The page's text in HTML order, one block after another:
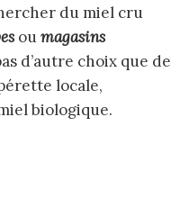
du miel cru
oumagasins
d’autre choix que de
locale,
biologique.